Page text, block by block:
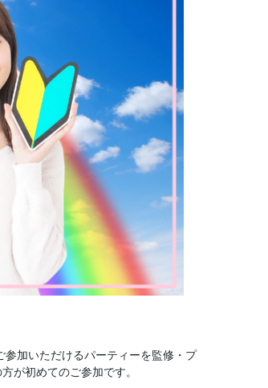
加いただけるパーティーを監修・プ
が初めてのご参加です。